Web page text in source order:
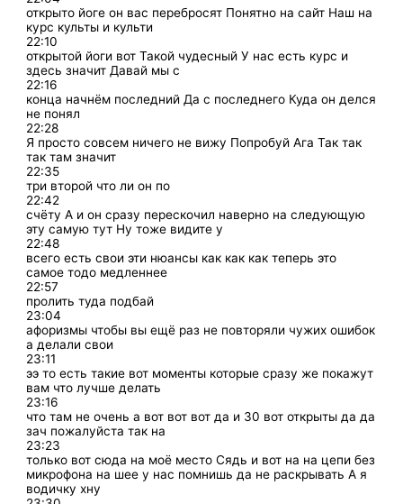
открыто йоге он вас перебросят Понятно на сайт Наш на
курс культы и культи
22:10
открытой йоги вот Такой чудесный У нас есть курс и
здесь значит Давай мы с
22:16
конца начнём последний Да с последнего Куда он делся
не понял
22:28
Я просто совсем ничего не вижу Попробуй Ага Так так
так там значит
22:35
три второй что ли он по
22:42
счёту А и он сразу перескочил наверно на следующую
эту самую тут Ну тоже видите у
22:48
всего есть свои эти нюансы как как как теперь это
самое тодо медленнее
22:57
пролить туда подбай
23:04
афоризмы чтобы вы ещё раз не повторяли чужих ошибок
а делали свои
23:11
ээ то есть такие вот моменты которые сразу же покажут
вам что лучше делать
23:16
что там не очень а вот вот вот да и 30 вот открыты да да
зач пожалуйста так на
23:23
только вот сюда на моё место Сядь и вот на на цепи без
микрофона на шее у нас помнишь да не раскрывать А я
водичку хну